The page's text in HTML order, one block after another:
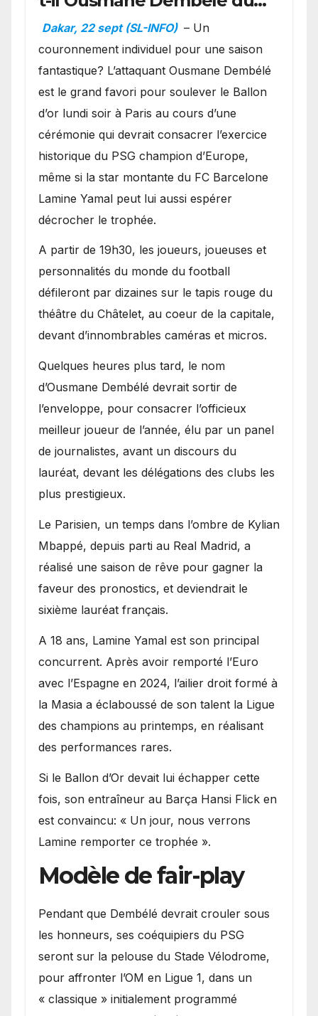
Ballon d’or ?
Dakar, 22 sept (SL-INFO) – Un
couronnement individuel pour une saison
fantastique? L’attaquant Ousmane Dembélé
est le grand favori pour soulever le Ballon
d’or lundi soir à Paris au cours d’une
cérémonie qui devrait consacrer l’exercice
historique du PSG champion d’Europe,
même si la star montante du FC Barcelone
Lamine Yamal peut lui aussi espérer
décrocher le trophée.
A partir de 19h30, les joueurs, joueuses et
personnalités du monde du football
défileront par dizaines sur le tapis rouge du
théâtre du Châtelet, au coeur de la capitale,
devant d’innombrables caméras et micros.
Quelques heures plus tard, le nom
d’Ousmane Dembélé devrait sortir de
l’enveloppe, pour consacrer l’officieux
meilleur joueur de l’année, élu par un panel
de journalistes, avant un discours du
lauréat, devant les délégations des clubs les
plus prestigieux.
Le Parisien, un temps dans l’ombre de Kylian
Mbappé, depuis parti au Real Madrid, a
réalisé une saison de rêve pour gagner la
faveur des pronostics, et deviendrait le
sixième lauréat français.
A 18 ans, Lamine Yamal est son principal
concurrent. Après avoir remporté l’Euro
avec l’Espagne en 2024, l’ailier droit formé à
la Masia a éclaboussé de son talent la Ligue
des champions au printemps, en réalisant
des performances rares.
Si le Ballon d’Or devait lui échapper cette
fois, son entraîneur au Barça Hansi Flick en
est convaincu: « Un jour, nous verrons
Lamine remporter ce trophée ».
Modèle de fair-play
Pendant que Dembélé devrait crouler sous
les honneurs, ses coéquipiers du PSG
seront sur la pelouse du Stade Vélodrome,
pour affronter l’OM en Ligue 1, dans un
« classique » initialement programmé